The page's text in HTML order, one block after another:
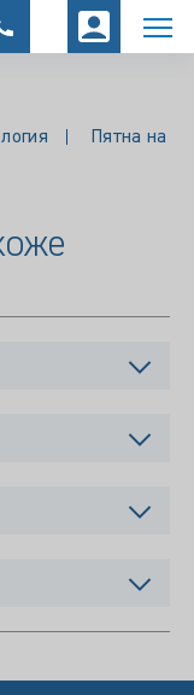
Пятна на